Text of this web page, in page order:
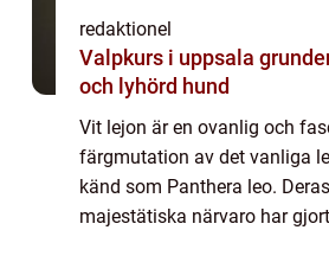
redaktionel
Valpkurs i uppsala grunden för en trygg
och lyhörd hund
Vit lejon är en ovanlig och
färgmutation av det vanliga
känd som Panthera leo.
majestätiska närvaro har